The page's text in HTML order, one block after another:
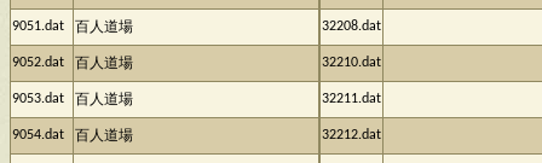
9051.dat 百人道場
9052.dat 百人道場
9053.dat 百人道場
9054.dat 百人道場
32208.dat
32210.dat
32211.dat
32212.dat